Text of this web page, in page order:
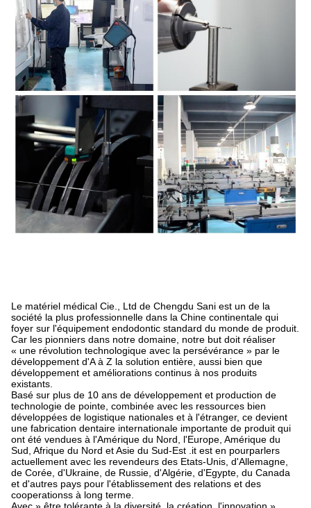
Le matériel médical Cie., Ltd de Chengdu Sani est un de la
société la plus professionnelle dans la Chine continentale qui
foyer sur l'équipement endodontic standard du monde de produit.
Car les pionniers dans notre domaine, notre but doit réaliser
« une révolution technologique avec la persévérance » par le
développement d'A à Z la solution entière, aussi bien que
développement et améliorations continus à nos produits
existants.
Basé sur plus de 10 ans de développement et production de
technologie de pointe, combinée avec les ressources bien
développées de logistique nationales et à l'étranger, ce devient
une fabrication dentaire internationale importante de produit qui
ont été vendues à l'Amérique du Nord, l'Europe, Amérique du
Sud, Afrique du Nord et Asie du Sud-Est .it est en pourparlers
actuellement avec les revendeurs des Etats-Unis, d'Allemagne,
de Corée, d'Ukraine, de Russie, d'Algérie, d'Egypte, du Canada
et d'autres pays pour l'établissement des relations et des
cooperationss à long terme.